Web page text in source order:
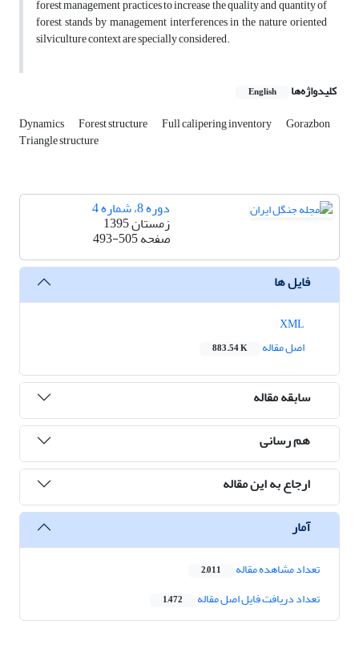
forest management practices to increase the quality and quantity of
forest stands by management interferences in the nature oriented
silviculture context are specially considered.
کلیدواژه‌ها English
Dynamics Forest structure Full calipering inventory Gorazbon
Triangle structure
دوره 8، شماره 4
زمستان 1395
صفحه493-505
فایل ها
اصل مقاله
883.54 K
سابقه مقاله
هم رسانی
ارجاع به این مقاله
آمار
تعداد مشاهده مقاله 2,011
تعداد دریافت فایل اصل مقاله 1,472